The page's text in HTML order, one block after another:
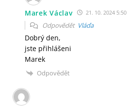
Marek Václav 21. 10. 2024 5:50
Odpovědět Vláďa
Dobrý den,
jste přihlášeni
Marek
Odpovědět